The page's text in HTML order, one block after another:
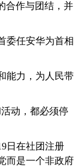
合作与团结，并
委任安华为首相
能力，为人民带
动，都必须停
日在社团注册
而是一个非政府